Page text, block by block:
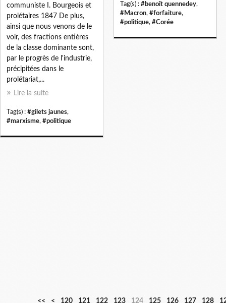
Tag(s) : #benoît quennedey,
#Macron, #forfaiture,
#politique, #Corée
communiste I. Bourgeois et
prolétaires 1847 De plus,
ainsi que nous venons de le
voir, des fractions entières
de la classe dominante sont,
par le progrès de l'industrie,
précipitées dans le
prolétariat,...
Lire la suite
Tag(s) : #gilets jaunes,
#marxisme, #politique
<< < 1
1
120 121 122 123 124 125 126 127 128